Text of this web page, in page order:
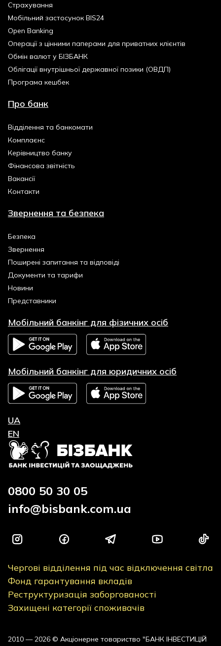
Страхування
Мобільний застосунок BIS24
Open Banking
Операції з цінними паперами для приватних клієнтів
Обмін валют у БІЗБАНК
Облігації внутрішньої державної позики (ОВДП)
Програма кешбек
Про банк
Відділення та банкомати
Комплаєнс
Керівництво банку
Фінансова звітність
Вакансії
Контакти
Звернення та безпека
Безпека
Звернення
Поширені запитання та відповіді
Документи та тарифи
Новини
Представники
Мобільний банкінг для фізичних осіб
Мобільний банкінг для юридичних осіб
UA
EN
0800 50 30 05
info@bisbank.com.ua
Чергові відділення під час відключення світла
Фонд гарантування вкладів
Реструктуризація заборгованості
Захищені категорії споживачів
2010 — 2026 © Акціонерне товариство "БАНК ІНВЕСТИЦІЙ